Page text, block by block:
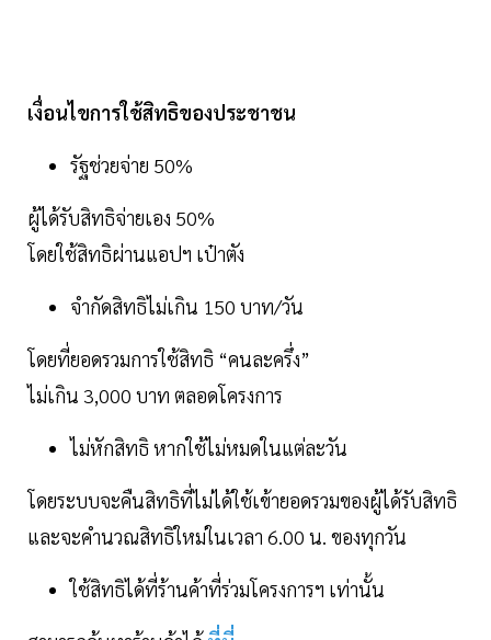
เงื่อนไขการใช้สิทธิของประชาชน
รัฐช่วยจ่าย 50%
ผู้ได้รับสิทธิจ่ายเอง 50%
โดยใช้สิทธิผ่านแอปฯ เป๋าตัง
จำกัดสิทธิไม่เกิน 150 บาท/วัน
โดยที่ยอดรวมการใช้สิทธิ “คนละครึ่ง”
ไม่เกิน 3,000 บาท ตลอดโครงการ
ไม่หักสิทธิ หากใช้ไม่หมดในแต่ละวัน
โดยระบบจะคืนสิทธิที่ไม่ได้ใช้เข้ายอดรวมของผู้ได้รับสิทธิ
และจะคำนวณสิทธิใหม่ในเวลา 6.00 น. ของทุกวัน
ใช้สิทธิได้ที่ร้านค้าที่ร่วมโครงการฯ เท่านั้น